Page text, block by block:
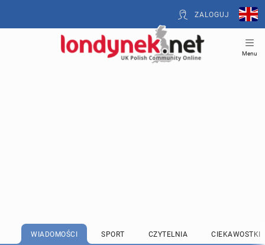
ZALOGUJ
Menu
WIADOMOŚCI SPORT CZYTELNIA CIEKAWOSTKI